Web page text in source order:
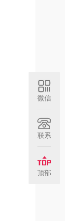
微信
联系
顶部